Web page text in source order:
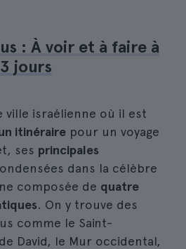
: À voir et à faire à
jours
ville israélienne où il est
itinéraire pour un voyage
ses principales
dans la célèbre
composée de quatre
. On y trouve des
comme le Saint-
David, le Mur occidental,